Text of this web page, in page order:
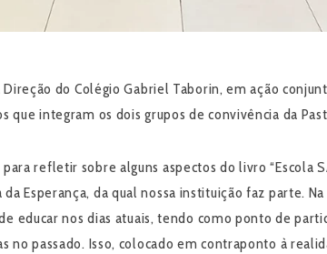
do Colégio Gabriel Taborin, em ação
que integram os dois grupos de convivência da
refletir sobre alguns aspectos do livro “Escola
Esperança, da qual nossa instituição faz parte.
educar nos dias atuais, tendo como ponto de
no passado. Isso, colocado em contraponto à